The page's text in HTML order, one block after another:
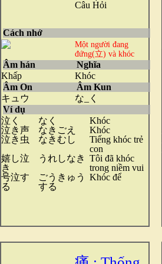
Câu Hỏi
Cách nhớ
Một người đang
đứng(立) và khóc
Âm hán
Khấp
Nghĩa
Khóc
Âm On
キュウ
Âm Kun
な_く
Ví dụ
泣く
なく
Khóc
泣き声
なきごえ
Khóc
泣き虫
なきむし
Tiếng khóc trẻ
con
嬉し泣
き
うれしなき Tôi đã khóc
trong niềm vui
号泣す
る
ごうきゅう
する
Khóc để